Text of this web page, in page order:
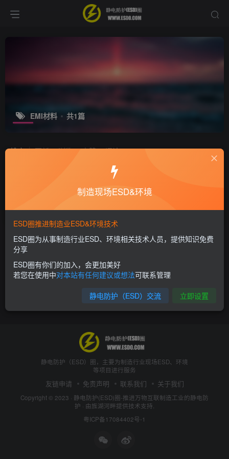
EMI材料 共1篇
排序 更新 浏览 点赞 评论
EMI材料：EMI抑制材料探讨
静电技术
6年前 7183
静电防护（ESD）圈，主要为制造行业现场ESD、环境
等项目进行服务
友链申请 免责声明 联系我们 关于我们
Copyright © 2023 · 静电防护(ESD)圈-推进万物互联制造工业的静电防
护 · 由旌湖河畔提供技术支持.
粤ICP备17084402号-1
制造现场ESD&环境
ESD圈推进制造业ESD&环境技术
ESD圈为从事制造行业ESD、环境相关技术人员，提供知识免费
分享
ESD圈有你们的加入，会更加美好
若您在使用中对本站有任何建议或想法可联系管理
静电防护（ESD）交流 立即设置